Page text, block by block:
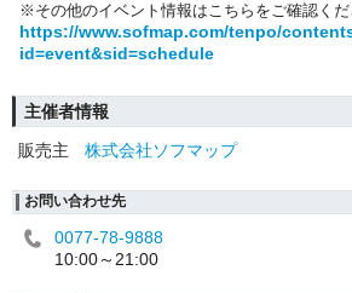
※その他のイベント情報はこちらをご確認くだ
https://www.sofmap.com/tenpo/
id=event&sid=schedule
主催者情報
販売主
株式会社ソフマップ
お問い合わせ先
0077-78-9888
10:00～21:00